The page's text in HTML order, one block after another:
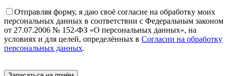
Отправляя форму, я даю своё согласие на обработку моих
персональных данных в соответствии с Федеральным законом
от 27.07.2006 № 152-ФЗ «О персональных данных», на
условиях и для целей, определённых в Согласии на обработку
персональных данных.